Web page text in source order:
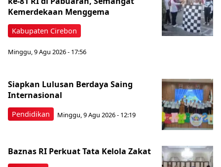
Kabupaten Cirebon
Kemerdekaan Menggema
Minggu, 9 Agu 2026 - 17:56
Pendidikan
Siapkan Lulusan Berdaya Saing
Internasional
Minggu, 9 Agu 2026 - 12:19
Baznas RI Perkuat Tata Kelola Zakat